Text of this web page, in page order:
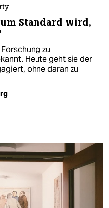
Standard wird,
zu
Heute geht sie der
ohne daran zu